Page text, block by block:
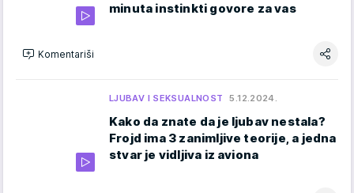
minuta instinkti govore za vas
Komentariši
LJUBAV I SEKSUALNOST 5.12.2024.
Kako da znate da je ljubav nestala?
Frojd ima 3 zanimljive teorije, a jedna
stvar je vidljiva iz aviona